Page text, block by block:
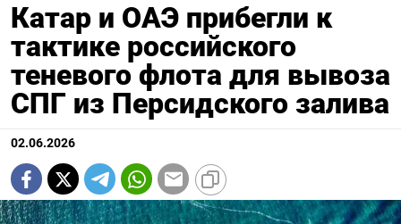
Катар и ОАЭ прибегли к
тактике российского
теневого флота для вывоза
СПГ из Персидского залива
02.06.2026